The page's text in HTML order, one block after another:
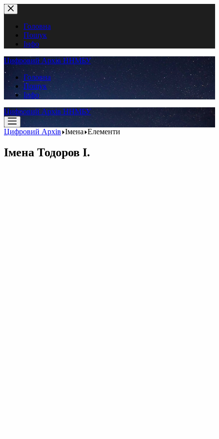
Перейти
до
вмістуГоловна
Пошук
Інфо
Цифровий Архів ННМБУ
Головна
Пошук
Інфо
Цифровий Архів ННМБУ
Цифровий Архів Імена Елементи
Імена Тодоров І.